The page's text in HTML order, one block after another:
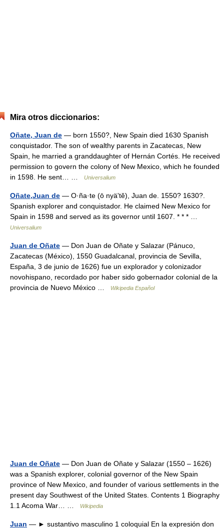
Mira otros diccionarios:
Oñate, Juan de — born 1550?, New Spain died 1630 Spanish
conquistador. The son of wealthy parents in Zacatecas, New
Spain, he married a granddaughter of Hernán Cortés. He received
permission to govern the colony of New Mexico, which he founded
in 1598. He sent… …
Universalium
Oñate,Juan de — O·ña·te (ō nyäʹtĕ), Juan de. 1550? 1630?.
Spanish explorer and conquistador. He claimed New Mexico for
Spain in 1598 and served as its governor until 1607. * * * …
Universalium
Juan de Oñate — Don Juan de Oñate y Salazar (Pánuco,
Zacatecas (México), 1550 Guadalcanal, provincia de Sevilla,
España, 3 de junio de 1626) fue un explorador y colonizador
novohispano, recordado por haber sido gobernador colonial de la
provincia de Nuevo México …
Wikipedia Español
Juan de Oñate — Don Juan de Oñate y Salazar (1550 – 1626)
was a Spanish explorer, colonial governor of the New Spain
province of New Mexico, and founder of various settlements in the
present day Southwest of the United States. Contents 1 Biography
1.1 Acoma War… …
Wikipedia
Juan — ► sustantivo masculino 1 coloquial En la expresión don